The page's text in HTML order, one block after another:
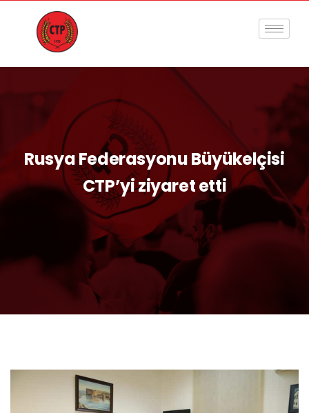
Rusya Federasyonu Büyükelçisi
CTP’yi ziyaret etti